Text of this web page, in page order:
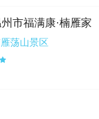
市福满康·楠雁家
荡山景区